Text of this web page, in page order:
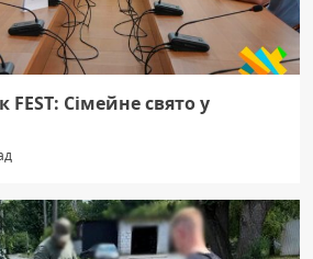
FEST: Сімейне свято у